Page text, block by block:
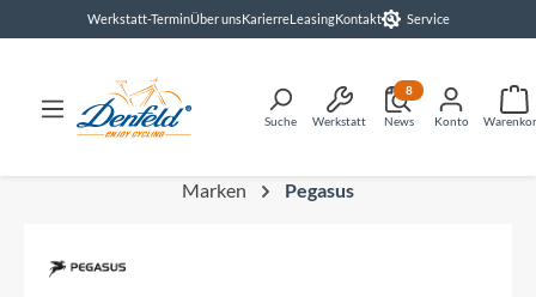
springenWerkstatt-TerminÜber unsKarierreLeasingKontakt Service
Suche Werkstatt News
8
Konto
Marken Pegasus